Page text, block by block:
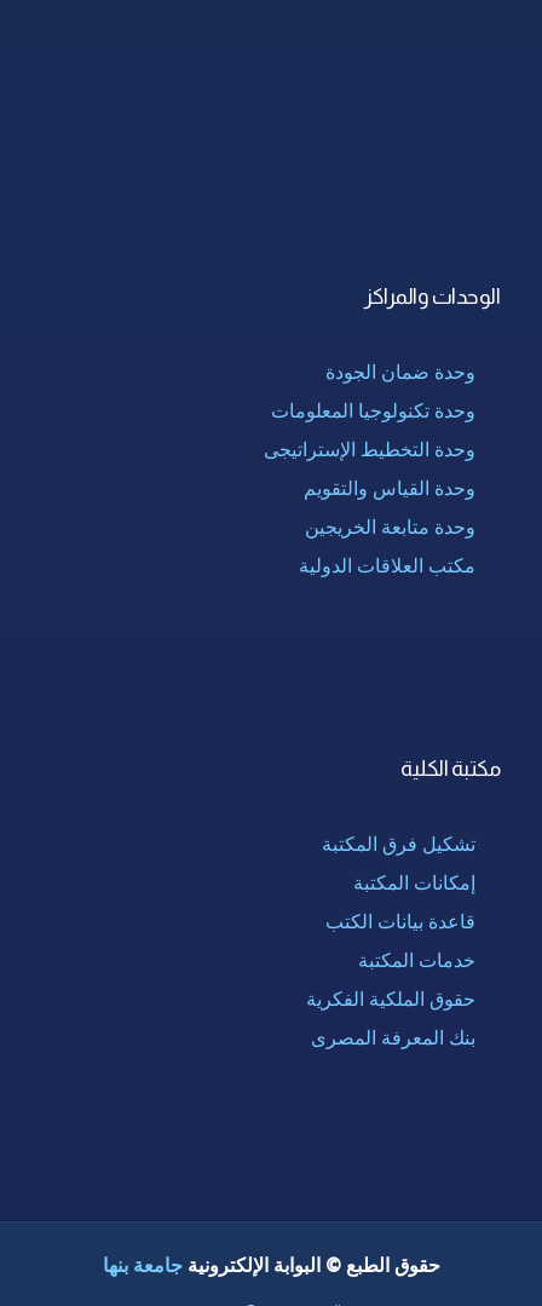
الوحدات والمراكز
وحدة ضمان الجودة
وحدة تكنولوجيا المعلومات
وحدة التخطيط الإستراتيجى
وحدة القياس والتقويم
وحدة متابعة الخريجين
مكتب العلاقات الدولية
مكتبة الكلية
تشكيل فرق المكتبة
إمكانات المكتبة
قاعدة بيانات الكتب
خدمات المكتبة
حقوق الملكية الفكرية
بنك المعرفة المصرى
حقوق الطبع © البوابة الإلكترونية جامعة بنها